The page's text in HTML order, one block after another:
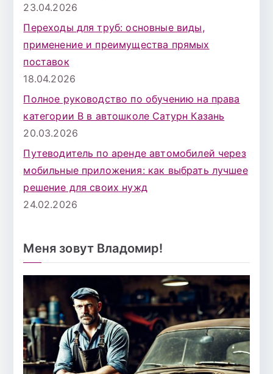
23.04.2026
Переходы для труб: основные виды,
применение и преимущества прямых
поставок
18.04.2026
Полное руководство по обучению на права
категории B в автошколе Сатурн Казань
20.03.2026
Путеводитель по аренде автомобилей через
мобильные приложения: как выбрать лучшее
решение для своих нужд
24.02.2026
Меня зовут Владомир!